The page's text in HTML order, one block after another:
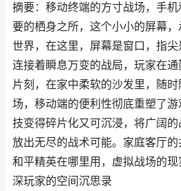
摘要：移动终端的方寸战场，手
要的栖身之所，这个小小的屏幕
世界，在这里，屏幕是窗口，指
连接着瞬息万变的战局，玩家在
片刻，在家中柔软的沙发里，随
场，移动端的便利性彻底重塑了
技变得碎片化又可沉浸，将广阔
放出无尽的战术可能。家庭客厅
和平精英在哪里用，虚拟战场的
深玩家的空间沉思录